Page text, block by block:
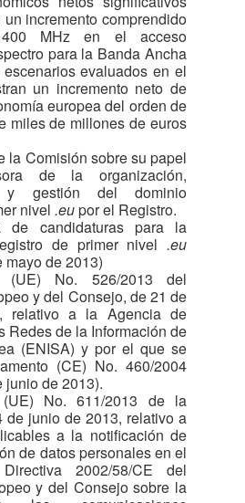
incremento comprendido
MHz en el acceso
para la Banda Ancha
evaluados en el
un incremento neto de
europea del orden de
miles de millones de euros
la Comisión sobre su papel
de la organización,
y gestión del dominio
nivel .eupor el Registro.
de candidaturas para la
de primer nivel .eu
mayo de 2013)
(UE) No. 526/2013 del
y del Consejo, de 21 de
relativo a la Agencia de
Redes de la Información de
(ENISA) y por el que se
(CE) No. 460/2004
junio de 2013).
No. 611/2013 de la
de junio de 2013, relativo a
a la notificación de
de datos personales en el
2002/58/CE del
y del Consejo sobre la